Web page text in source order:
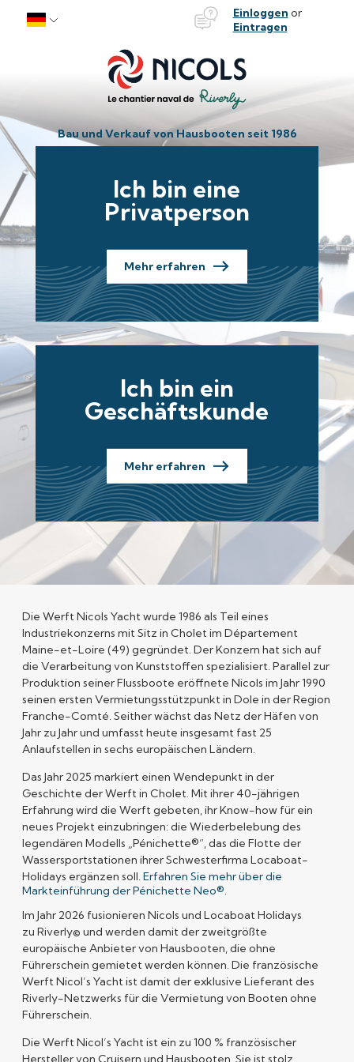
Skip to content
Bateaux Nicols Einloggen or
Eintragen
Bau und Verkauf von Hausbooten seit 1986
Ich bin eine
Privatperson
Mehr erfahren
Ich bin ein
Geschäftskunde
Mehr erfahren
Die Werft Nicols Yacht wurde 1986 als Teil eines
Industriekonzerns mit Sitz in Cholet im Département
Maine-et-Loire (49) gegründet. Der Konzern hat sich auf
die Verarbeitung von Kunststoffen spezialisiert. Parallel zur
Produktion seiner Flussboote eröffnete Nicols im Jahr 1990
seinen ersten Vermietungsstützpunkt in Dole in der Region
Franche-Comté. Seither wächst das Netz der Häfen von
Jahr zu Jahr und umfasst heute insgesamt fast 25
Anlaufstellen in sechs europäischen Ländern.
Das Jahr 2025 markiert einen Wendepunkt in der
Geschichte der Werft in Cholet. Mit ihrer 40-jährigen
Erfahrung wird die Werft gebeten, ihr Know-how für ein
neues Projekt einzubringen: die Wiederbelebung des
legendären Modells „Pénichette®”, das die Flotte der
Wassersportstationen ihrer Schwesterfirma Locaboat-
Holidays ergänzen soll. Erfahren Sie mehr über die
Markteinführung der Pénichette Neo®.
Im Jahr 2026 fusionieren Nicols und Locaboat Holidays
zu Riverly© und werden damit der zweitgrößte
europäische Anbieter von Hausbooten, die ohne
Führerschein gemietet werden können. Die französische
Werft Nicol’s Yacht ist damit der exklusive Lieferant des
Riverly-Netzwerks für die Vermietung von Booten ohne
Führerschein.
Die Werft Nicol’s Yacht ist ein zu 100 % französischer
Herstellervon Cruisern und Hausbooten. Sie ist stolz